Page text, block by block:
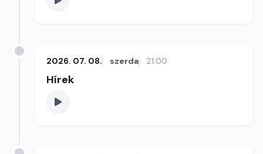
2026. 07. 08. szerda 21:00
Hírek